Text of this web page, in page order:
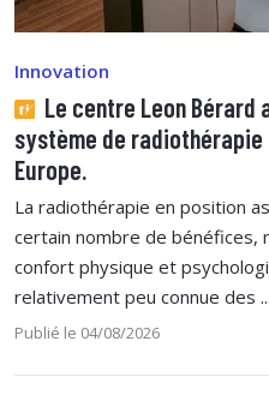
Innovation
Le centre Leon Bérard
système de
Europe.
La radiothérapie en position
certain nombre de bénéfices,
confort physique et
relativement peu connue des ...
Publié le 04/08/2026